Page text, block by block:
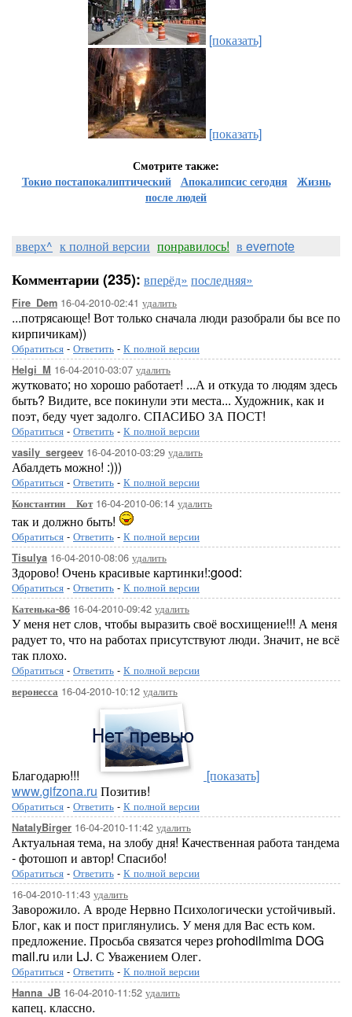
[показать]
[показать]
Смотрите также:
Токио постапокалиптический
Апокалипсис сегодня
Жизнь
после людей
вверх^ к полной версии понравилось! в evernote
Комментарии (235): вперёд» последняя»
Fire_Dem 16-04-2010-02:41 удалить
...потрясающе! Вот только сначала люди разобрали бы все по
кирпичикам))
Обратиться - Ответить - К полной версии
Helgi_M 16-04-2010-03:07 удалить
жутковато; но хорошо работает! ...А и откуда то людям здесь
быть? Видите, все покинули эти места... Художник, как и
поэт, беду чует задолго. СПАСИБО ЗА ПОСТ!
Обратиться - Ответить - К полной версии
vasily_sergeev 16-04-2010-03:29 удалить
Абалдеть можно! :)))
Обратиться - Ответить - К полной версии
Константин__Кот16-04-2010-06:14 удалить
так и должно быть!
Обратиться - Ответить - К полной версии
Tisulya 16-04-2010-08:06 удалить
Здорово! Очень красивые картинки!:good:
Обратиться - Ответить - К полной версии
Катенька-86 16-04-2010-09:42 удалить
У меня нет слов, чтобы выразить своё восхищение!!! А меня
радует то, что на работах присутствуют люди. Значит, не всё
так плохо.
Обратиться - Ответить - К полной версии
веронесса 16-04-2010-10:12 удалить
Благодарю!!!
[показать]
www.gifzona.ru Позитив!
Обратиться - Ответить - К полной версии
NatalyBirger 16-04-2010-11:42 удалить
Актуальная тема, на злобу дня! Качественная работа тандема
- фотошоп и автор! Спасибо!
Обратиться - Ответить - К полной версии
16-04-2010-11:43 удалить
Заворожило. А вроде Нервно Психологически устойчивый.
Блог, как и пост приглянулись. У меня для Вас есть ком.
предложение. Просьба связатся через prohodilmima DOG
mail.ru или LJ. С Уважением Олег.
Обратиться - Ответить - К полной версии
Hanna_JB 16-04-2010-11:52 удалить
капец. классно.